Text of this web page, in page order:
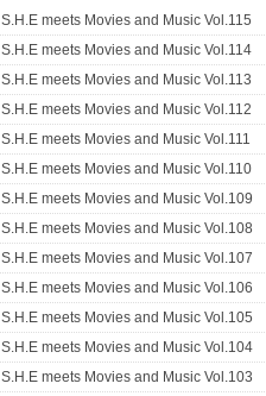
S.H.E meets Movies and Music Vol.115
S.H.E meets Movies and Music Vol.114
S.H.E meets Movies and Music Vol.113
S.H.E meets Movies and Music Vol.112
S.H.E meets Movies and Music Vol.111
S.H.E meets Movies and Music Vol.110
S.H.E meets Movies and Music Vol.109
S.H.E meets Movies and Music Vol.108
S.H.E meets Movies and Music Vol.107
S.H.E meets Movies and Music Vol.106
S.H.E meets Movies and Music Vol.105
S.H.E meets Movies and Music Vol.104
S.H.E meets Movies and Music Vol.103